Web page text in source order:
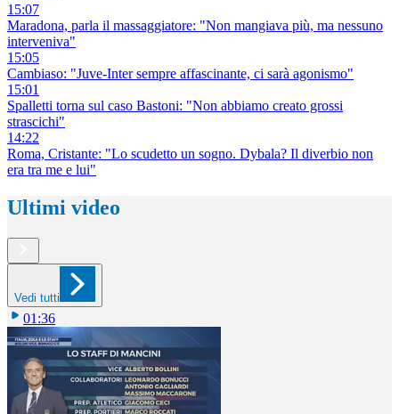
15:07
Maradona, parla il massaggiatore: "Non mangiava più, ma nessuno
interveniva"
15:05
Cambiaso: "Juve-Inter sempre affascinante, ci sarà agonismo"
15:01
Spalletti torna sul caso Bastoni: "Non abbiamo creato grossi
strascichi"
14:22
Roma, Cristante: "Lo scudetto un sogno. Dybala? Il diverbio non
era tra me e lui"
Ultimi video
Vedi tutti
01:36